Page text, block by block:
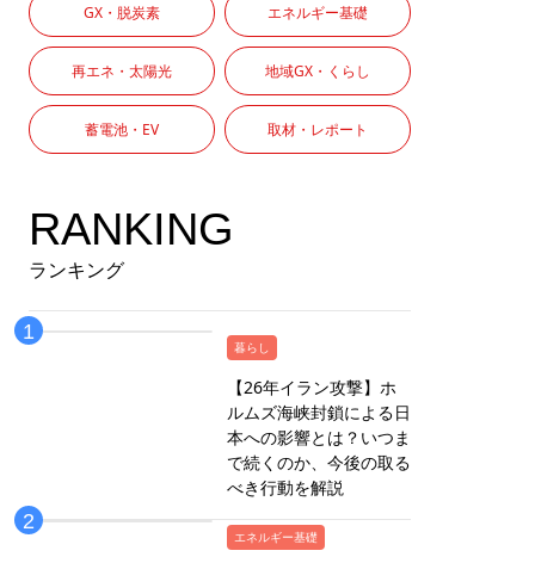
GX・脱炭素 エネルギー基礎
再エネ・太陽光 地域GX・くらし
蓄電池・EV 取材・レポート
RANKING
ランキング
暮らし
【26年イラン攻撃】ホ
ルムズ海峡封鎖による日
本への影響とは？いつま
で続くのか、今後の取る
べき行動を解説
エネルギー基礎